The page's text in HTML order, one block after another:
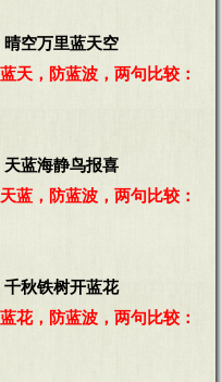
空万里蓝天空
天，防蓝波，两句比较：
蓝海静鸟报喜
蓝，防蓝波，两句比较：
秋铁树开蓝花
花，防蓝波，两句比较：